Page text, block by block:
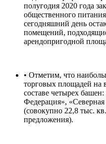
полугодия 2020 года
общественного
сегодняшний день
помещений,
арендопригодной
• Отметим, что
торговых площадей на
составе четырех
Федерация»,
(совокупно 22,8 тыс.
предложения).